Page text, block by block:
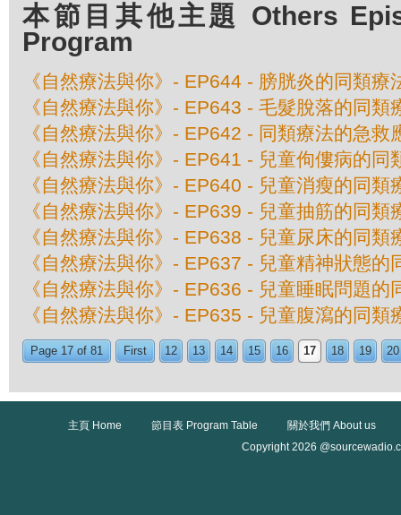
本節目其他主題 Others
Program
《自然療法與你》- EP644 - 膀胱炎的同類療
《自然療法與你》- EP643 - 毛髮脫落的同類
《自然療法與你》- EP642 - 同類療法的急救
《自然療法與你》- EP641 - 兒童佝僂病的同
《自然療法與你》- EP640 - 兒童消瘦的同類
《自然療法與你》- EP639 - 兒童抽筋的同類
《自然療法與你》- EP638 - 兒童尿床的同類
《自然療法與你》- EP637 - 兒童精神狀態的
《自然療法與你》- EP636 - 兒童睡眠問題的
《自然療法與你》- EP635 - 兒童腹瀉的同類
Page 17 of 81 First 12 13 14 15 16 17 18 19 20
主頁 Home 節目表 Program Table
關於我們 About us
Copyright 2026